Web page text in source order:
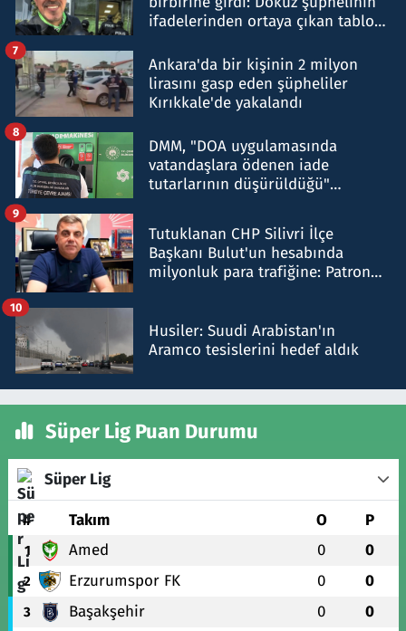
ifadelerinden ortaya çıkan tablo
Ankara'da bir kişinin 2 milyon
lirasını gasp eden şüpheliler
Kırıkkale'de yakalandı
7
DMM, "DOA uygulamasında
vatandaşlara ödenen iade
tutarlarının düşürüldüğü"
8
Tutuklanan CHP Silivri İlçe
Başkanı Bulut'un hesabında
milyonluk para trafiğine: Patron
9
Husiler: Suudi Arabistan'ın
Aramco tesislerini hedef aldık
10
Süper Lig Puan Durumu
Süper Lig
# Takım O P
1 Amed 0 0
2 Erzurumspor FK 0 0
3 Başakşehir 0 0